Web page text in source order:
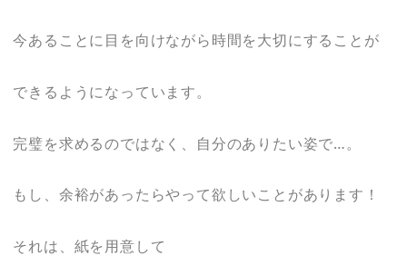
今あることに目を向けながら時間を大切にすることが
できるようになっています。
完璧を求めるのではなく、自分のありたい姿で…。
もし、余裕があったらやって欲しいことがあります！
それは、紙を用意して